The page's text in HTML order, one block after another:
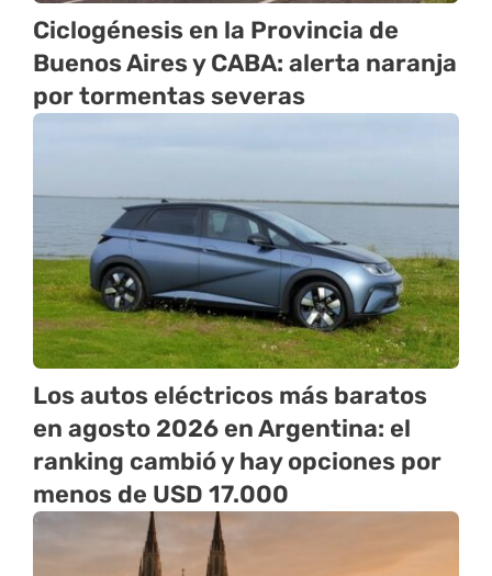
Ciclogénesis en la Provincia de
Buenos Aires y CABA: alerta naranja
por tormentas severas
Los autos eléctricos más baratos
en agosto 2026 en Argentina: el
ranking cambió y hay opciones por
menos de USD 17.000